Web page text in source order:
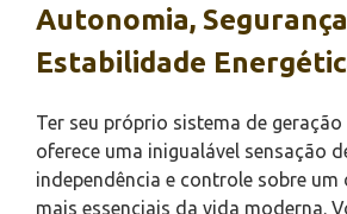
Autonomia,
Estabilidade
Ter seu próprio sistema de geração
oferece uma inigualável sensação
independência e controle sobre um
mais essenciais da vida moderna.